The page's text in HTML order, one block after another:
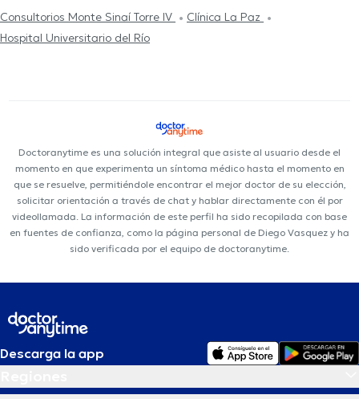
Consultorios Monte Sinaí Torre IV
Clínica La Paz
Hospital Universitario del Río
Doctoranytime es una solución integral que asiste al usuario desde el
momento en que experimenta un síntoma médico hasta el momento en
que se resuelve, permitiéndole encontrar el mejor doctor de su elección,
solicitar orientación a través de chat y hablar directamente con él por
videollamada. La información de este perfil ha sido recopilada con base
en fuentes de confianza, como la página personal de Diego Vasquez y ha
sido verificada por el equipo de doctoranytime.
Descarga la app